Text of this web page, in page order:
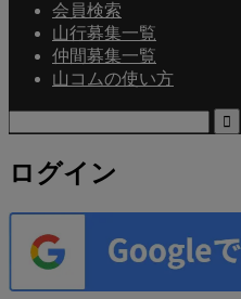
会員検索
山行募集一覧
仲間募集一覧
山コムの使い方
検
索:
ログイン